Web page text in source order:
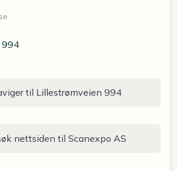
994
til Lillestrømveien 994
nettsiden til Scanexpo AS